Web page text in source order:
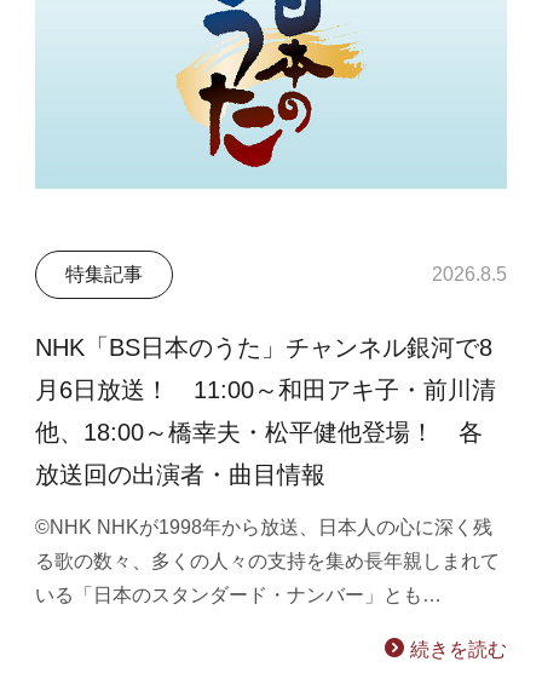
特集記事 2026.8.5
NHK「BS日本のうた」チャンネル銀河で8
月6日放送！ 11:00～和田アキ子・前川清
他、18:00～橋幸夫・松平健他登場！ 各
放送回の出演者・曲目情報
©NHK NHKが1998年から放送、日本人の心に深く残
る歌の数々、多くの人々の支持を集め長年親しまれて
いる「日本のスタンダード・ナンバー」とも…
続きを読む